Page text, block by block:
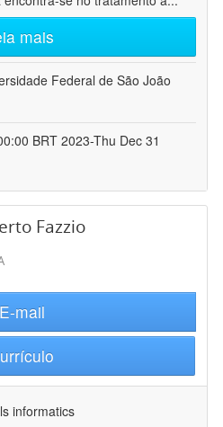
mais
Federal de São João
BRT 2023-Thu Dec 31
Fazzio
E-mail
informatics